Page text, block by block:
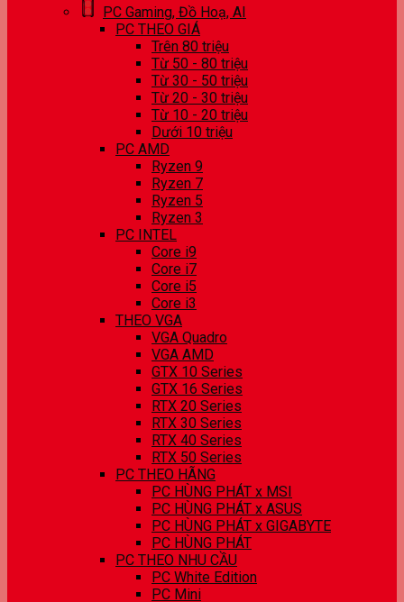
PC Gaming, Đồ Hoạ, AI
PC THEO GIÁ
Trên 80 triệu
Từ 50 - 80 triệu
Từ 30 - 50 triệu
Từ 20 - 30 triệu
Từ 10 - 20 triệu
Dưới 10 triệu
PC AMD
Ryzen 9
Ryzen 7
Ryzen 5
Ryzen 3
PC INTEL
Core i9
Core i7
Core i5
Core i3
THEO VGA
VGA Quadro
VGA AMD
GTX 10 Series
GTX 16 Series
RTX 20 Series
RTX 30 Series
RTX 40 Series
RTX 50 Series
PC THEO HÃNG
PC HÙNG PHÁT x MSI
PC HÙNG PHÁT x ASUS
PC HÙNG PHÁT x GIGABYTE
PC HÙNG PHÁT
PC THEO NHU CẦU
PC White Edition
PC Mini